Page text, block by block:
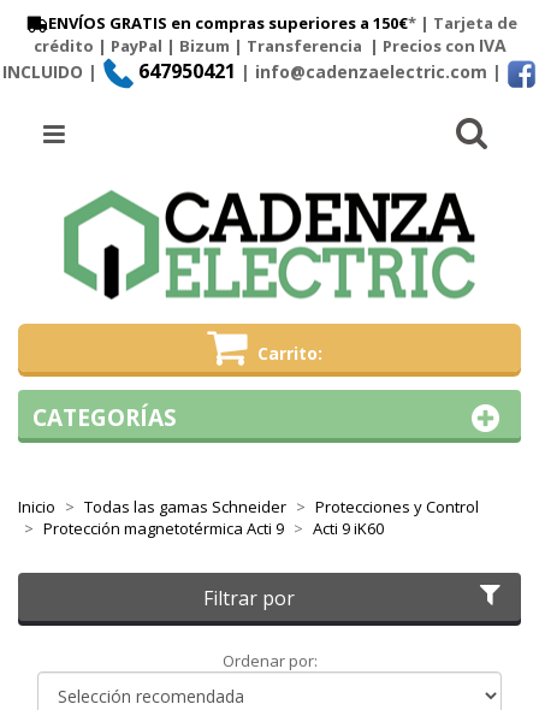
ENVÍOS GRATIS en compras superiores a 150€* | Tarjeta de
crédito | PayPal | Bizum | Transferencia | Precios con IVA
INCLUIDO |
647950421 | info@cadenzaelectric.com |
Carrito
Menú
Inicio Todas las gamas Schneider
Protecciones y Control
Protección magnetotérmica Acti 9
Acti 9 iK60
Filtrar por
Ordenar por:Ordenar
CATEGORÍAS